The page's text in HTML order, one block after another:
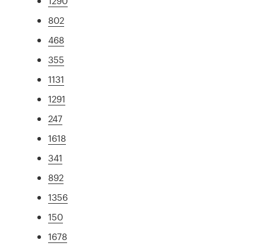
802
468
355
1131
1291
247
1618
341
892
1356
150
1678